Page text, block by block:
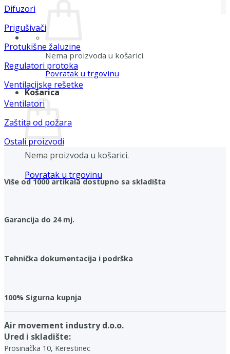
Nema proizvoda u košarici.
Povratak u trgovinu
Košarica
Nema proizvoda u košarici.
Povratak u trgovinu
Difuzori
Prigušivači
Protukišne žaluzine
Regulatori protoka
Ventilacijske rešetke
Ventilatori
Zaštita od požara
Ostali proizvodi
Više od 1000 artikala dostupno sa skladišta
Garancija do 24 mj.
Tehnička dokumentacija i podrška
100% Sigurna kupnja
Air movement industry d.o.o.
Ured i skladište:
Prosinačka 10, Kerestinec